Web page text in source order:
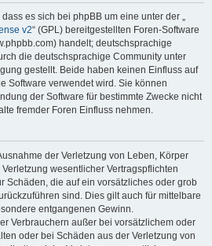
es sich bei phpBB um eine unter der „
v2“ (GPL) bereitgestellten Foren-Software
handelt; deutschsprachige
die deutschsprachige Community unter
gestellt. Beide haben keinen Einfluss auf
Software verwendet wird. Sie können
der Software für bestimmte Zwecke nicht
fremder Foren Einfluss nehmen.
der Verletzung von Leben, Körper
wesentlicher Vertragspflichten
Schäden, die auf ein vorsätzliches oder grob
sind. Dies gilt auch für mittelbare
entgangenen Gewinn.
Verbrauchern außer bei vorsätzlichem oder
oder bei Schäden aus der Verletzung von